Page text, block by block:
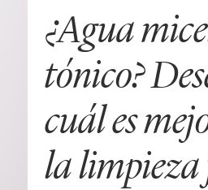
¿Agua
tónico?
cuál es
la